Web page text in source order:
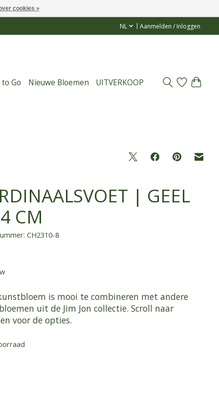
NL Aanmelden / Inloggen
Go Nieuwe Bloemen UITVERKOOP
| GEEL
CM
CH2310-8
is mooi te combineren met andere
uit de Jim Jon collectie. Scroll naar
voor de opties.
cookies »